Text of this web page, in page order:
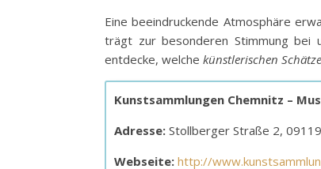
Eine beeindruckende Atmosphäre
trägt zur besonderen Stimmung bei
entdecke, welche künstlerischen Schätze
Kunstsammlungen Chemnitz –
Adresse: Stollberger Straße 2,
Webseite: http://